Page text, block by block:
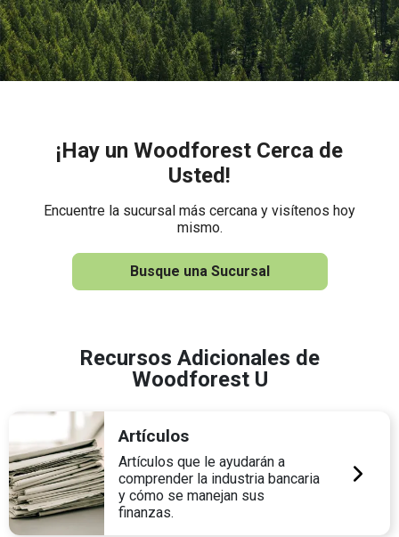
¡Hay un Woodforest Cerca de
Usted!
Encuentre la sucursal más cercana y visítenos hoy
mismo.
Busque una Sucursal
Recursos Adicionales de
Woodforest U
Artículos
Artículos que le ayudarán a
comprender la industria bancaria
y cómo se manejan sus
finanzas.